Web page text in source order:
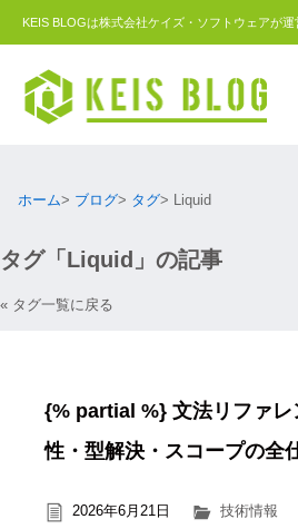
KEIS BLOGは株式会社ケイズ・ソフトウェアが運
ホーム ブログ タグ Liquid
タグ「Liquid」の記事
« タグ一覧に戻る
{% partial %} 文法リファ
性・型解決・スコープの全
2026年6月21日 技術情報